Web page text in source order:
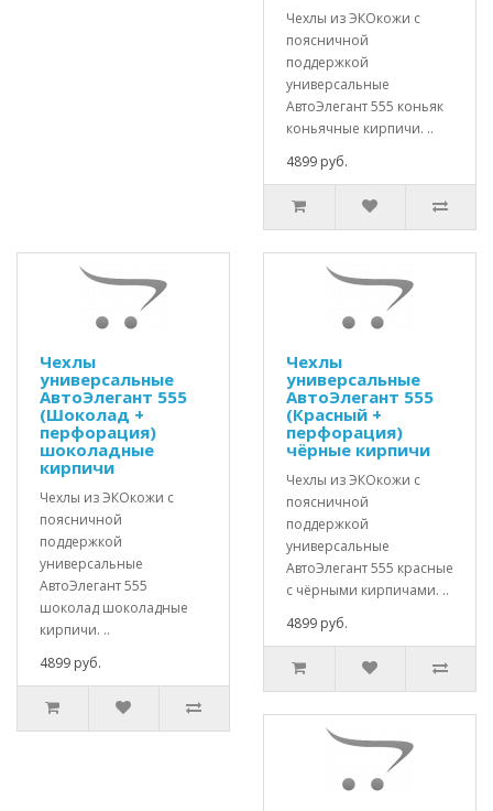
Чехлы из ЭКОкожи с
поясничной
поддержкой
универсальные
АвтоЭлегант 555 коньяк
коньячные кирпичи. ..
4899 руб.
Чехлы
универсальные
АвтоЭлегант 555
(Шоколад +
перфорация)
шоколадные
кирпичи
Чехлы из ЭКОкожи с
поясничной
поддержкой
универсальные
АвтоЭлегант 555
шоколад шоколадные
кирпичи. ..
4899 руб.
Чехлы
универсальные
АвтоЭлегант 555
(Красный +
перфорация)
чёрные кирпичи
Чехлы из ЭКОкожи с
поясничной
поддержкой
универсальные
АвтоЭлегант 555 красные
с чёрными кирпичами. ..
4899 руб.